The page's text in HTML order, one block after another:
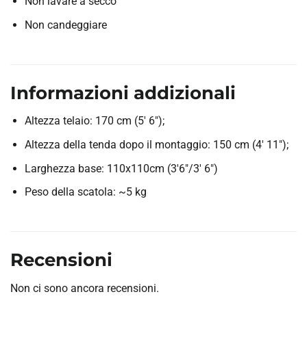
Non candeggiare
Informazioni addizionali
Altezza telaio: 170 cm (5′ 6″);
Altezza della tenda dopo il montaggio: 150 cm (4′ 11″);
Larghezza base: 110x110cm (3′6″/3′ 6″)
Peso della scatola: ~5 kg
Recensioni
Non ci sono ancora recensioni.